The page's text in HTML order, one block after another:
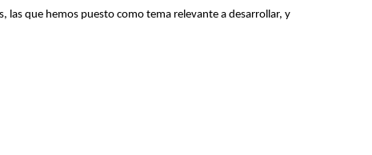
las que hemos puesto como tema relevante a desarrollar, y